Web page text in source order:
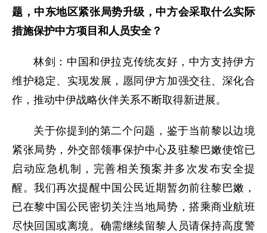
题，中东地区紧张局势升级，中方会采取什么实际
措施保护中方项目和人员安全？
林剑：中国和伊拉克传统友好，中方支持伊方
维护稳定、实现发展，愿同伊方加强交往、深化合
作，推动中伊战略伙伴关系不断取得新进展。
关于你提到的第二个问题，鉴于当前黎以边境
紧张局势，外交部领事保护中心及驻黎巴嫩使馆已
启动应急机制，完善相关预案并多次发布安全提
醒。我们再次提醒中国公民近期暂勿前往黎巴嫩，
已在黎中国公民密切关注当地局势，搭乘商业航班
尽快回国或离境。确需继续留黎人员请保持高度警